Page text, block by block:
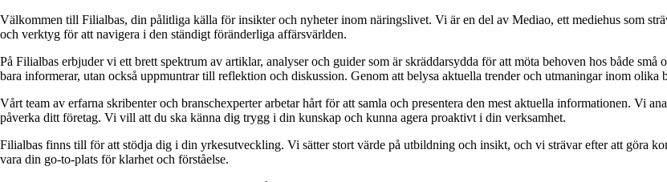
Välkommen till Filialbas, din pålitliga källa för insikter och nyheter inom näringslivet. Vi är en del av Mediao, ett mediehus som
och verktyg för att navigera i den ständigt föränderliga affärsvärlden.
På Filialbas erbjuder vi ett brett spektrum av artiklar, analyser och guider som är skräddarsydda för att möta behoven hos både
bara informerar, utan också uppmuntrar till reflektion och diskussion. Genom att belysa aktuella trender och utmaningar inom olika
Vårt team av erfarna skribenter och branschexperter arbetar hårt för att samla och presentera den mest aktuella informationen. Vi
påverka ditt företag. Vi vill att du ska känna dig trygg i din kunskap och kunna agera proaktivt i din verksamhet.
Filialbas finns till för att stödja dig i din yrkesutveckling. Vi sätter stort värde på utbildning och insikt, och vi strävar efter att göra
vara din go-to-plats för klarhet och förståelse.